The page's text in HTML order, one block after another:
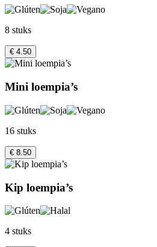
8 stuks
€ 4.50
Mini loempia’s
16 stuks
€ 8.50
Kip loempia’s
4 stuks